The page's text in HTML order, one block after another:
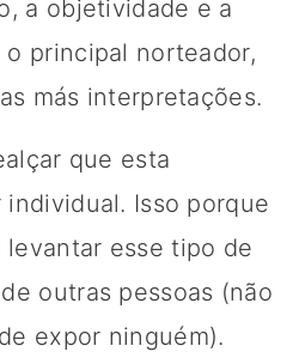
a objetividade e a
principal norteador,
más interpretações.
que esta
Isso porque
levantar esse tipo de
outras pessoas (não
expor ninguém).